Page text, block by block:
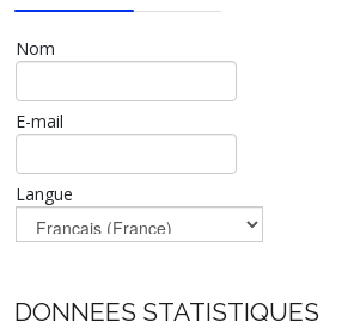
Nom
E-mail
Langue
DONNEES STATISTIQUES